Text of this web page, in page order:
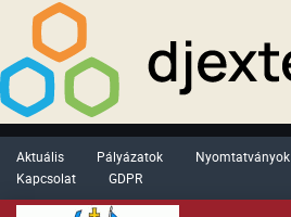
Aktuális Pályázatok Nyomtatványok
Kapcsolat
GDPR